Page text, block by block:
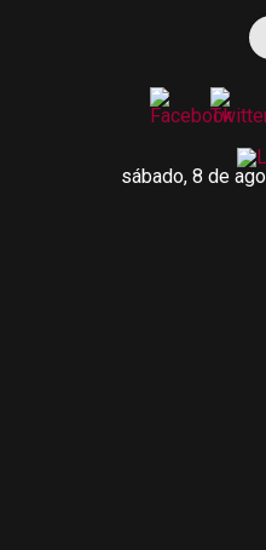
sábado, 8 de